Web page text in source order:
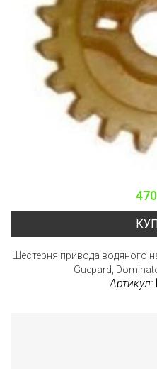
Шестерня привода водяного
Guepard,
Артикул: